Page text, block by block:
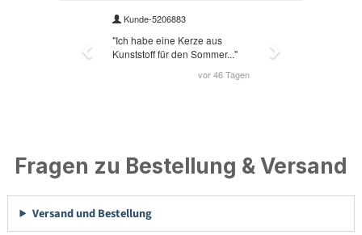
Fragen zu Bestellung & Versand
Versand und Bestellung